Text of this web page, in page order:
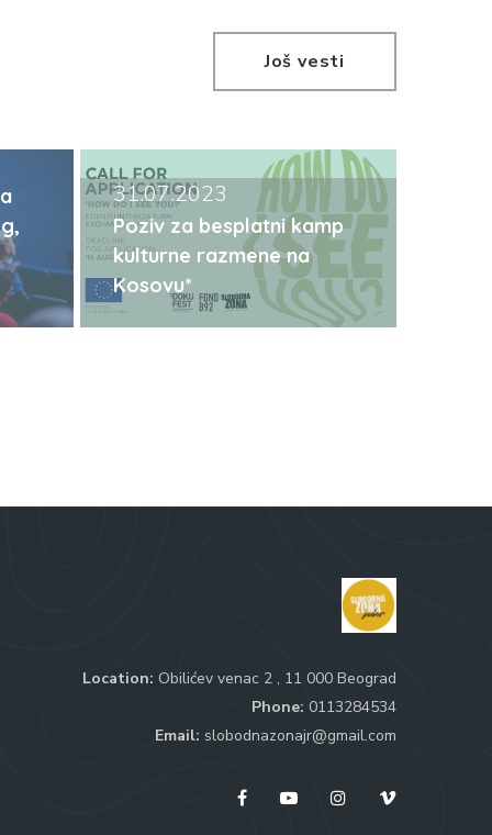
Još vesti
31.07.2023
Poziv za besplatni kamp
kulturne razmene na
Kosovu*
Location: Obilićev venac 2 , 11 000 Beograd
Phone: 0113284534
Email: slobodnazonajr@gmail.com